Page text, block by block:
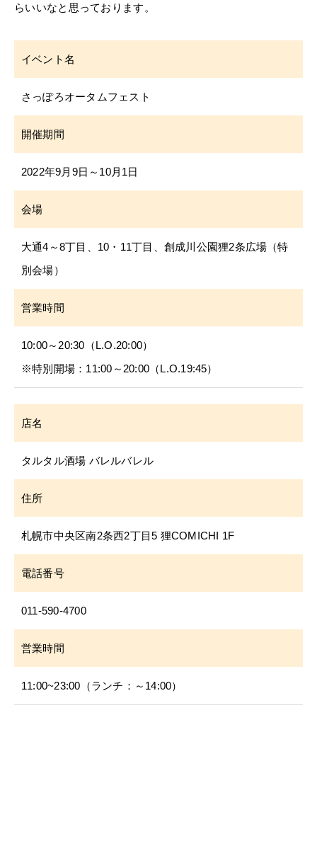
らいいなと思っております。
イベント名
さっぽろオータムフェスト
開催期間
2022年9月9日～10月1日
会場
大通4～8丁目、10・11丁目、創成川公園狸2条広場（特
別会場）
営業時間
10:00～20:30（L.O.20:00）
※特別開場：11:00～20:00（L.O.19:45）
店名
タルタル酒場 バレルバレル
住所
札幌市中央区南2条西2丁目5 狸COMICHI 1F
電話番号
011-590-4700
営業時間
11:00~23:00（ランチ：～14:00）